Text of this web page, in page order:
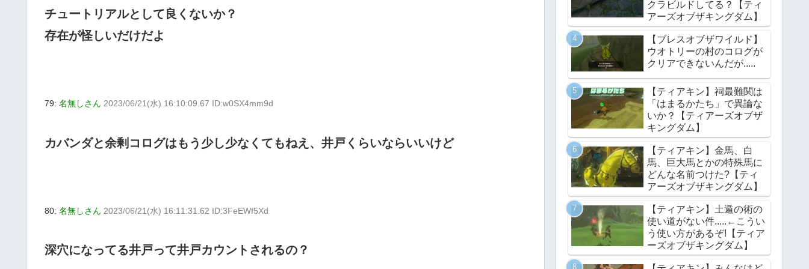
チュートリアルとして良くないか？
存在が怪しいだけだよ
79: 名無しさん 2023/06/21(水) 16:10:09.67 ID:w0SX4mm9d
カバンダと余剰コログはもう少し少なくてもねえ、井戸くらいならいいけど
80: 名無しさん 2023/06/21(水) 16:11:31.62 ID:3FeEWf5Xd
深穴になってる井戸って井戸カウントされるの？
クラビルドしてる？【ティ
アーズオブザキングダム】
【ブレスオブザワイルド】
ウオトリーの村のコログが
クリアできないんだが.....
【ティアキン】祠最難関は
「はまるかたち」で異論な
いか？【ティアーズオブザ
キングダム】
【ティアキン】金馬、白
馬、巨大馬とかの特殊馬に
どんな名前つけた?【ティ
アーズオブザキングダム】
【ティアキン】土遁の術の
使い道がない件.....←こうい
う使い方があるぞ!【ティア
ーズオブザキングダム】